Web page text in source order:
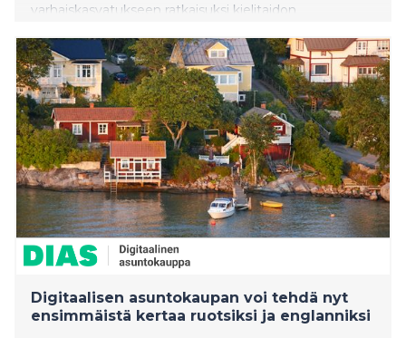
varhaiskasvatukseen ratkaisuksi kielitaidon
Digitaalisen asuntokaupan voi tehdä nyt
ensimmäistä kertaa ruotsiksi ja englanniksi